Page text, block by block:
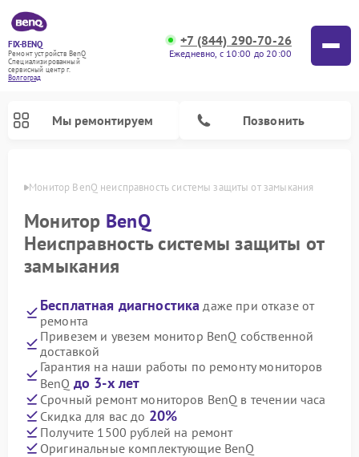
FIX-BENQ
Ремонт устройств BenQ
Специализированный
cервисный центр г.
Волгоград
+7 (844) 290-70-26
Ежедневно, с 10:00 до 20:00
Мы ремонтируем Позвонить
Монитор BenQ неисправность системы защиты от замыкания
Монитор BenQ
Неисправность системы защиты от
замыкания
Бесплатная диагностика даже при отказе от
ремонта
Привезем и увезем монитор BenQ собственной
доставкой
Гарантия на наши работы по ремонту мониторов
BenQ до 3-х лет
Срочный ремонт мониторов BenQ в течении часа
Скидка для вас до 20%
Получите 1500 рублей на ремонт
Оригинальные комплектующие BenQ